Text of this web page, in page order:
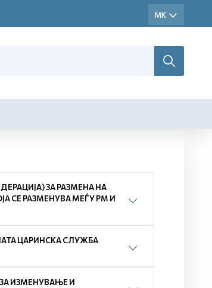
ЗА РАЗМЕНА НА
СЕ РАЗМЕНУВА МЕЃУ РМ И
ЦАРИНСКА СЛУЖБА
ИЗМЕНУВАЊЕ И